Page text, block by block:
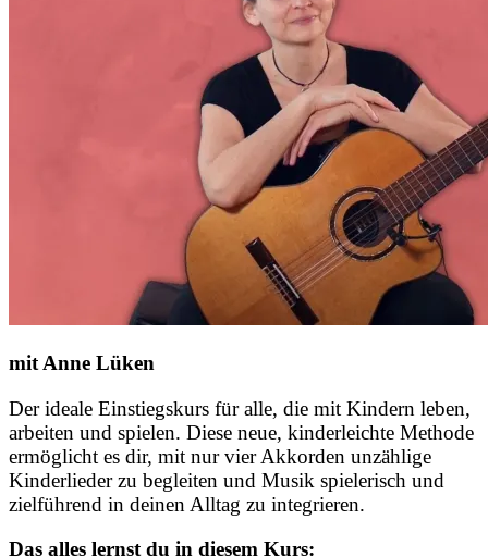
mit Anne Lüken
Der ideale Einstiegskurs für alle, die mit Kindern leben,
arbeiten und spielen. Diese neue, kinderleichte Methode
ermöglicht es dir, mit nur vier Akkorden unzählige
Kinderlieder zu begleiten und Musik spielerisch und
zielführend in deinen Alltag zu integrieren.
Das alles lernst du in diesem Kurs: